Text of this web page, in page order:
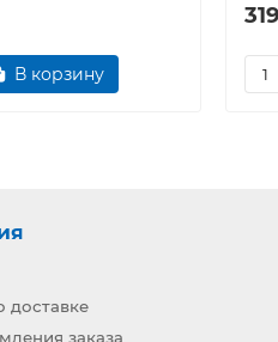
В корзину
доставке
заказа